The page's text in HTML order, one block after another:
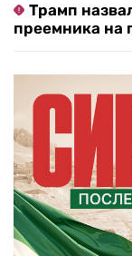
Трамп
преемника на